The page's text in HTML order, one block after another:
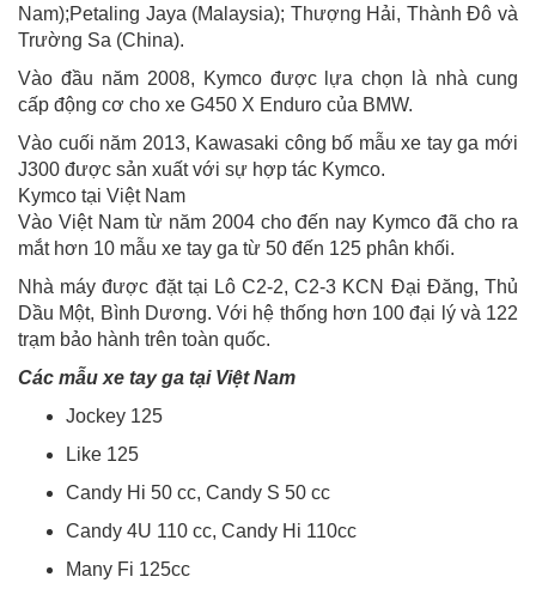
Nam);Petaling Jaya (Malaysia); Thượng Hải, Thành Đô và
Trường Sa (China).
Vào đầu năm 2008, Kymco được lựa chọn là nhà cung
cấp động cơ cho xe G450 X Enduro của BMW.
Vào cuối năm 2013, Kawasaki công bố mẫu xe tay ga mới
J300 được sản xuất với sự hợp tác Kymco.
Kymco tại Việt Nam
Vào Việt Nam từ năm 2004 cho đến nay Kymco đã cho ra
mắt hơn 10 mẫu xe tay ga từ 50 đến 125 phân khối.
Nhà máy được đặt tại Lô C2-2, C2-3 KCN Đại Đăng, Thủ
Dầu Một, Bình Dương. Với hệ thống hơn 100 đại lý và 122
trạm bảo hành trên toàn quốc.
Các mẫu xe tay ga tại Việt Nam
Jockey 125
Like 125
Candy Hi 50 cc, Candy S 50 cc
Candy 4U 110 cc, Candy Hi 110cc
Many Fi 125cc